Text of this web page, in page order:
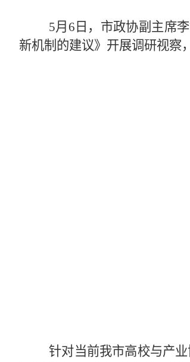
5月6日，市政协副主席
新机制的建议》开展调研视察
针对当前我市高校与产业